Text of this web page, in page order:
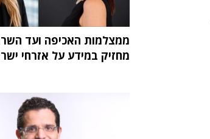
ממצלמות האכיפה ועד
מחזיק במידע על אזרחי